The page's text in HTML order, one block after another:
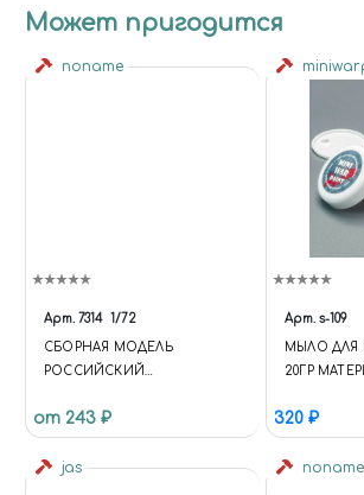
Может пригодится
noname
Арт. 7314 1/72
СБОРНАЯ МОДЕЛЬ
РОССИЙСКИЙ
ИСТРЕБИТЕЛЬ СУ-30СМ
от 243 ₽
Арт. s-109
МЫЛО ДЛЯ
20ГР
320 ₽
jas noname